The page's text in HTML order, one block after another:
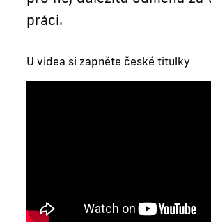
práci.
U videa si zapněte české titulky